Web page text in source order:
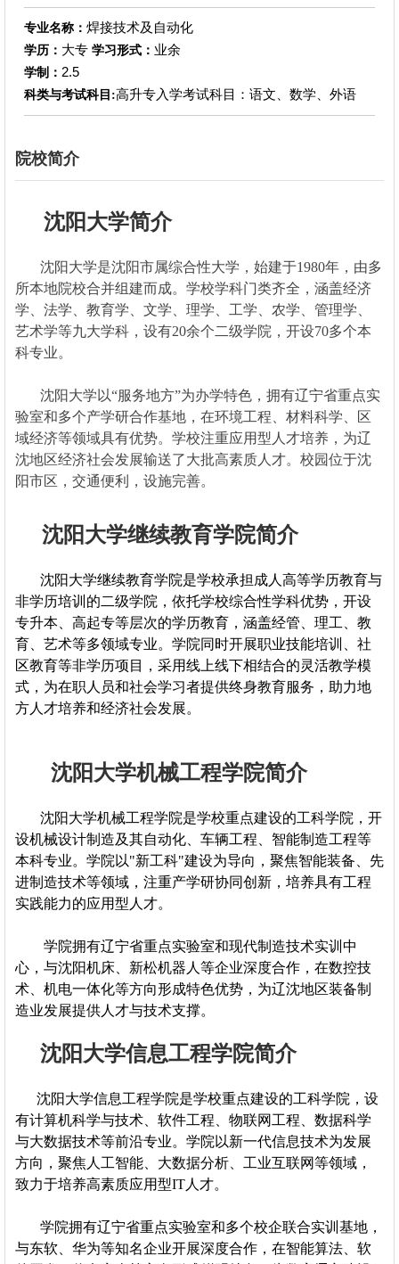
专业名称： 焊接技术及自动化
学历： 大专 学习形式： 业余
学制： 2.5
科类与考试科目:高升专入学考试科目：语文、数学、外语
院校简介
沈阳大学简介
沈阳大学是沈阳市属综合性大学，始建于1980年，由多
所本地院校合并组建而成。学校学科门类齐全，涵盖经济
学、法学、教育学、文学、理学、工学、农学、管理学、
艺术学等九大学科，设有20余个二级学院，开设70多个本
科专业。
沈阳大学以“服务地方”为办学特色，拥有辽宁省重点实
验室和多个产学研合作基地，在环境工程、材料科学、区
域经济等领域具有优势。学校注重应用型人才培养，为辽
沈地区经济社会发展输送了大批高素质人才。校园位于沈
阳市区，交通便利，设施完善。
沈阳大学继续教育学院简介
沈阳大学继续教育学院是学校承担成人高等学历教育与
非学历培训的二级学院，依托学校综合性学科优势，开设
专升本、高起专等层次的学历教育，涵盖经管、理工、教
育、艺术等多领域专业。学院同时开展职业技能培训、社
区教育等非学历项目，采用线上线下相结合的灵活教学模
式，为在职人员和社会学习者提供终身教育服务，助力地
方人才培养和经济社会发展。
沈阳大学机械工程学院简介
沈阳大学机械工程学院是学校重点建设的工科学院，开
设机械设计制造及其自动化、车辆工程、智能制造工程等
本科专业。学院以"新工科"建设为导向，聚焦智能装备、先
进制造技术等领域，注重产学研协同创新，培养具有工程
实践能力的应用型人才。
学院拥有辽宁省重点实验室和现代制造技术实训中
心，与沈阳机床、新松机器人等企业深度合作，在数控技
术、机电一体化等方向形成特色优势，为辽沈地区装备制
造业发展提供人才与技术支撑。
沈阳大学信息工程学院简介
沈阳大学信息工程学院是学校重点建设的工科学院，设
有计算机科学与技术、软件工程、物联网工程、数据科学
与大数据技术等前沿专业。学院以新一代信息技术为发展
方向，聚焦人工智能、大数据分析、工业互联网等领域，
致力于培养高素质应用型IT人才。
学院拥有辽宁省重点实验室和多个校企联合实训基地，
与东软、华为等知名企业开展深度合作，在智能算法、软